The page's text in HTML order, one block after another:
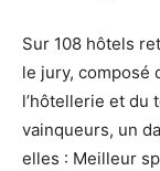
Sur 108 hôtels
le jury, composé
l’hôtellerie et du
vainqueurs, un
elles : Meilleur